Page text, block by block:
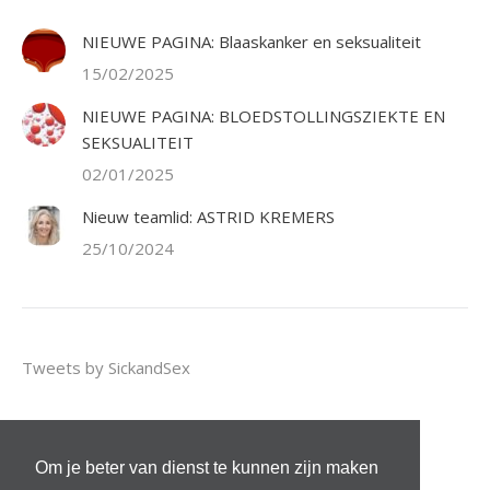
Om je beter van dienst te kunnen zijn maken
NIEUWE PAGINA: Blaaskanker en seksualiteit
15/02/2025
NIEUWE PAGINA: BLOEDSTOLLINGSZIEKTE EN
SEKSUALITEIT
02/01/2025
Nieuw teamlid: ASTRID KREMERS
25/10/2024
Tweets by SickandSex